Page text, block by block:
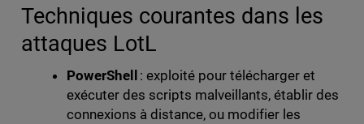
Techniques courantes dans les
attaques LotL
PowerShell
: exploité pour télécharger et
exécuter des scripts malveillants, établir des
connexions à distance, ou modifier les